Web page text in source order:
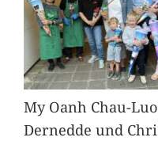
My Oanh Chau-
Dernedde und